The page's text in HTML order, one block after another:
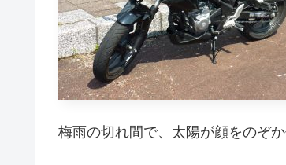
梅雨の切れ間で、太陽が顔をのぞか